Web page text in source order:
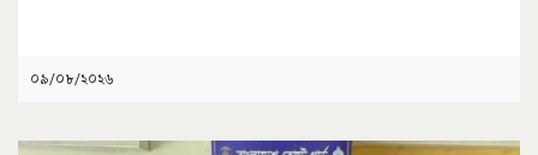
০৯/০৮/২০২৬